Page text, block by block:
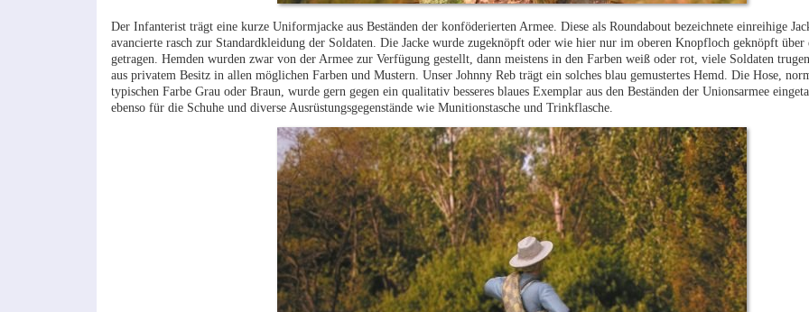
Der Infanterist trägt eine kurze Uniformjacke aus Beständen der konföderierten Armee. Diese als Roundabout bezeichnete einreihige
avancierte rasch zur Standardkleidung der Soldaten. Die Jacke wurde zugeknöpft oder wie hier nur im oberen Knopfloch geknöpft über
getragen. Hemden wurden zwar von der Armee zur Verfügung gestellt, dann meistens in den Farben weiß oder rot, viele Soldaten
aus privatem Besitz in allen möglichen Farben und Mustern. Unser Johnny Reb trägt ein solches blau gemustertes Hemd. Die Hose,
typischen Farbe Grau oder Braun, wurde gern gegen ein qualitativ besseres blaues Exemplar aus den Beständen der Unionsarmee
ebenso für die Schuhe und diverse Ausrüstungsgegenstände wie Munitionstasche und Trinkflasche.